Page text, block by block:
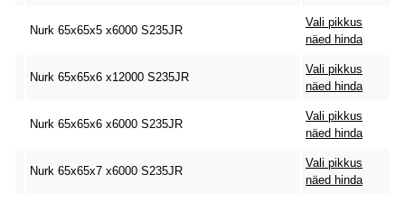
Nurk 65x65x5 x6000 S235JR
Vali pikkus
näed hinda
Nurk 65x65x6 x12000 S235JR
Vali pikkus
näed hinda
Nurk 65x65x6 x6000 S235JR
Vali pikkus
näed hinda
Nurk 65x65x7 x6000 S235JR
Vali pikkus
näed hinda